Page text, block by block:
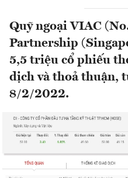
Quỹ ngoại VIAC
Partnership
5,5 triệu cổ phiếu
dịch và thoả thuận,
8/2/2022.